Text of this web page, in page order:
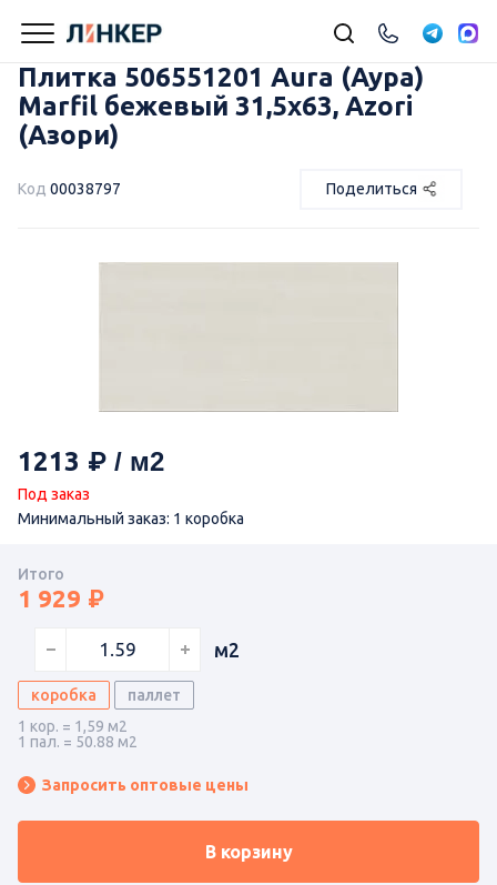
Плитка 506551201 Aura (Аура)
Marfil бежевый 31,5х63, Azori
(Азори)
Код 00038797 Поделиться
1213
Под заказ
Минимальный заказ: 1 коробка
Итого
1 929
м2
коробка
паллет
1 кор. = 1,59 м2
1 пал. = 50.88 м2
Запросить оптовые цены
В корзину